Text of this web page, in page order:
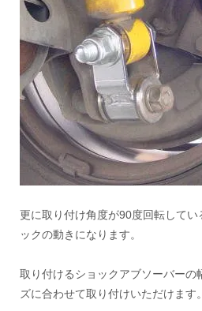
更に取り付け角度が90度回転してい
ックの動きになります。
取り付けるショックアブソーバーの
ズに合わせて取り付けいただけます。